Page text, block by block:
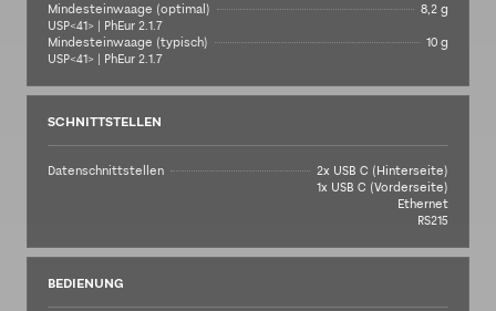
Mindesteinwaage (optimal)
USP<41> | PhEur 2.1.7
8,2 g
Mindesteinwaage (typisch)
USP<41> | PhEur 2.1.7
10 g
SCHNITTSTELLEN
Datenschnittstellen
2x USB C (Hinterseite)
1x USB C (Vorderseite)
Ethernet
RS215
BEDIENUNG